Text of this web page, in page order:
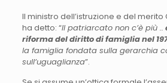
Il ministro dell’istruzione e del
ha detto: “Il patriarcato non c’è più ..
riforma del diritto di famiglia nel
la famiglia fondata sulla gerarchia
sull’uguaglianza”.